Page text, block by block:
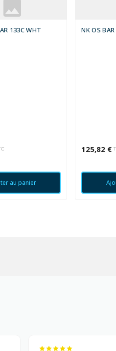
133C WHT
au panier
NK OS
125,82 €